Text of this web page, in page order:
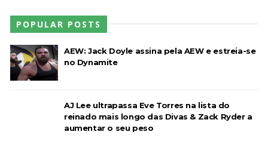
POPULAR POSTS
AEW: Jack Doyle assina pela AEW e estreia-se
no Dynamite
AJ Lee ultrapassa Eve Torres na lista do
reinado mais longo das Divas & Zack Ryder a
aumentar o seu peso